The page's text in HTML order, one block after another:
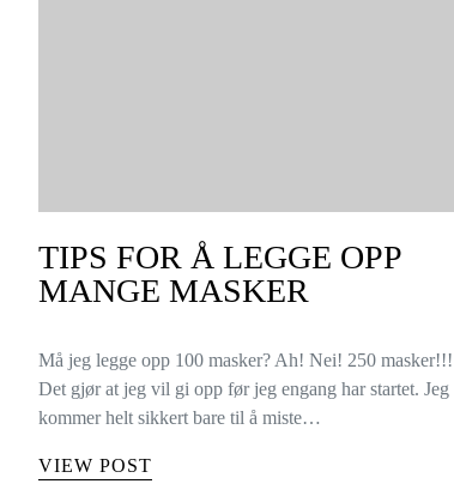
TIPS FOR Å LEGGE OPP
MANGE MASKER
Må jeg legge opp 100 masker? Ah! Nei! 250 masker!!!
Det gjør at jeg vil gi opp før jeg engang har startet. Jeg
kommer helt sikkert bare til å miste…
VIEW POST